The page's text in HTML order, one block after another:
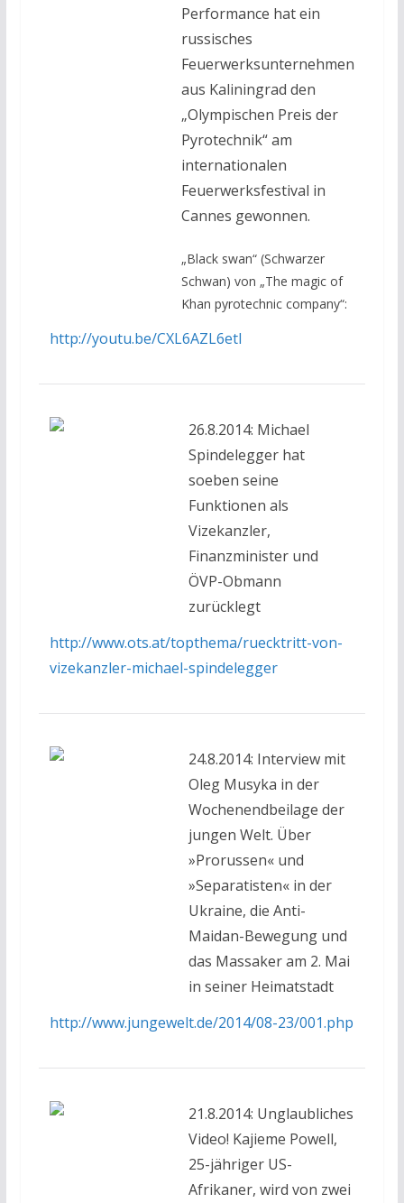
Performance hat ein
russisches
Feuerwerksunternehmen
aus Kaliningrad den
„Olympischen Preis der
Pyrotechnik“ am
internationalen
Feuerwerksfestival in
Cannes gewonnen.
„Black swan“ (Schwarzer
Schwan) von „The magic of
Khan pyrotechnic company“:
http://youtu.be/CXL6AZL6etI
26.8.2014: Michael
Spindelegger hat
soeben seine
Funktionen als
Vizekanzler,
Finanzminister und
ÖVP-Obmann
zurücklegt
http://www.ots.at/topthema/ruecktritt-von-
vizekanzler-michael-spindelegger
24.8.2014: Interview mit
Oleg Musyka in der
Wochenendbeilage der
jungen Welt. Über
»Prorussen« und
»Separatisten« in der
Ukraine, die Anti-
Maidan-Bewegung und
das Massaker am 2. Mai
in seiner Heimatstadt
http://www.jungewelt.de/2014/08-23/001.php
21.8.2014: Unglaubliches
Video! Kajieme Powell,
25-jähriger US-
Afrikaner, wird von zwei